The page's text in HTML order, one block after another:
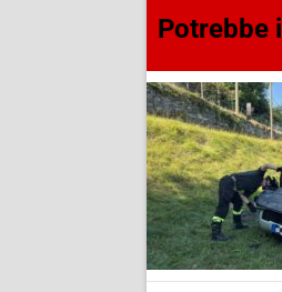
Potrebbe